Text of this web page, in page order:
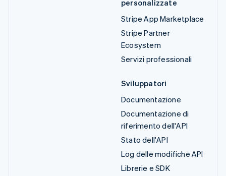
personalizzate
Stripe App Marketplace
Stripe Partner
Ecosystem
Servizi professionali
Sviluppatori
Documentazione
Documentazione di
riferimento dell'API
Stato dell'API
Log delle modifiche API
Librerie e SDK